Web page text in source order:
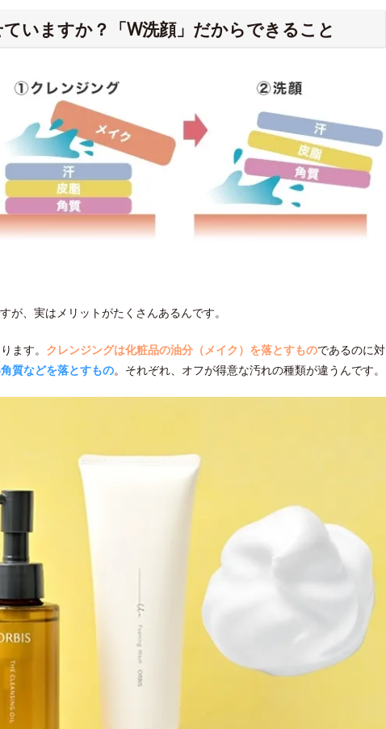
いますか？「W洗顔」だからできること
、実はメリットがたくさんあるんです。
ます。 クレンジングは化粧品の油分（メイク）を落とすものであるのに対
質などを落とすもの。それぞれ、オフが得意な汚れの種類が違うんです。